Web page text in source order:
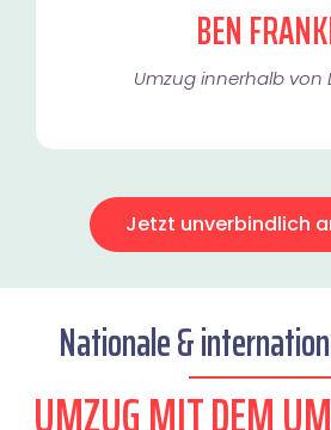
BEN
Umzug innerhalb von
Jetzt unverbindlich
Nationale &